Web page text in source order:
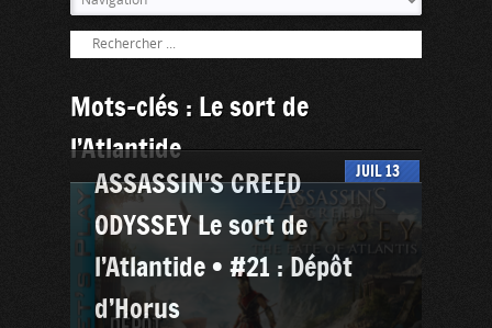
Mots-clés : Le sort de
l’Atlantide
13
JUIL
ASSASSIN’S CREED
ODYSSEY Le sort de
l’Atlantide • #21 : Dépôt
d’Horus